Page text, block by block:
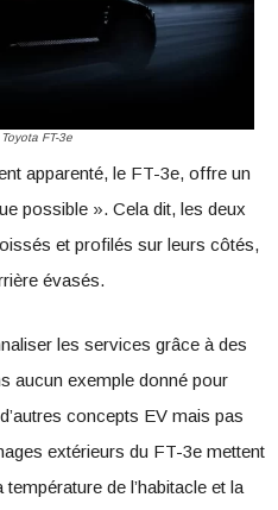
FT-3e
apparenté, le FT-3e, offre un
possible ». Cela dit, les deux
et profilés sur leurs côtés,
évasés.
les services grâce à des
aucun exemple donné pour
concepts EV mais pas
extérieurs du FT-3e mettent
de l’habitacle et la